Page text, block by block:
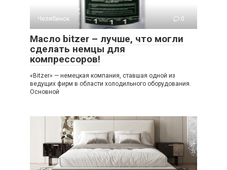
Челябинск 0
Масло bitzer – лучше, что могли
сделать немцы для
компрессоров!
«Bitzer» — немецкая компания, ставшая одной из
ведущих фирм в области холодильного оборудования.
Основной